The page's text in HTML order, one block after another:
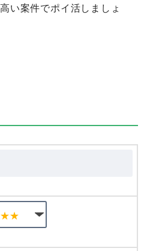
い案件でポイ活しましょ